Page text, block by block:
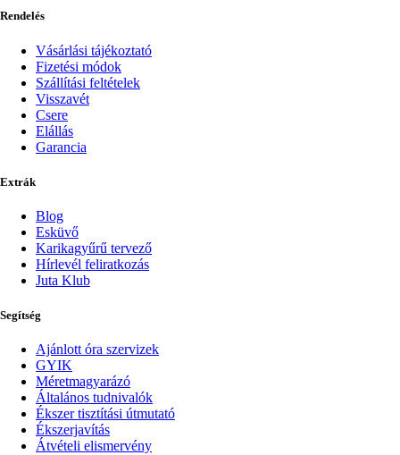
Rendelés
Vásárlási tájékoztató
Fizetési módok
Szállítási feltételek
Visszavét
Csere
Elállás
Garancia
Extrák
Blog
Esküvő
Karikagyűrű tervező
Hírlevél feliratkozás
Juta Klub
Segítség
Ajánlott óra szervizek
GYIK
Méretmagyarázó
Általános tudnivalók
Ékszer tisztítási útmutató
Ékszerjavítás
Átvételi elismervény